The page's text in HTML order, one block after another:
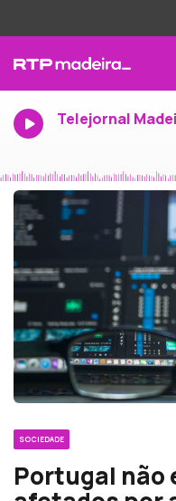
Telejornal
SOCIEDADE
Portugal não